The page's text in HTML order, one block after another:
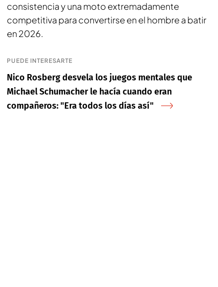
consistencia y una moto extremadamente
competitiva para convertirse en el hombre a batir
en 2026.
PUEDE INTERESARTE
Nico Rosberg desvela los juegos mentales que
Michael Schumacher le hacía cuando eran
compañeros: "Era todos los días así"